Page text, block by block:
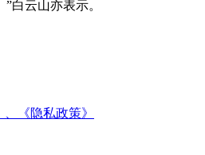
”白云山亦表示。
《隐私政策》